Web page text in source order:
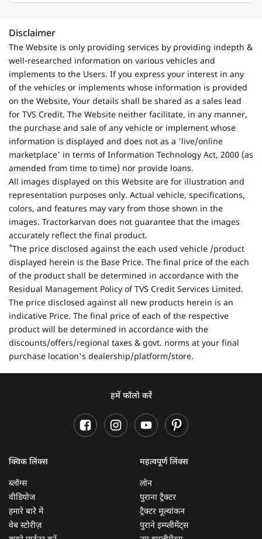
Disclaimer
The Website is only providing services by providing indepth &
well-researched information on various vehicles and
implements to the Users. If you express your interest in any
of the vehicles or implements whose information is provided
on the Website, Your details shall be shared as a sales lead
for TVS Credit. The Website neither facilitate, in any manner,
the purchase and sale of any vehicle or implement whose
information is displayed and does not as a 'live/online
marketplace' in terms of Information Technology Act, 2000 (as
amended from time to time) nor provide loans.
All images displayed on this Website are for illustration and
representation purposes only. Actual vehicle, specifications,
colors, and features may vary from those shown in the
images. Tractorkarvan does not guarantee that the images
accurately reflect the final product.
*The price disclosed against the each used vehicle /product
displayed herein is the Base Price. The final price of the each
of the product shall be determined in accordance with the
Residual Management Policy of TVS Credit Services Limited.
The price disclosed against all new products herein is an
indicative Price. The final price of each of the respective
product will be determined in accordance with the
discounts/offers/regional taxes & govt. norms at your final
purchase location's dealership/platform/store.
हमें फॉलो करें
क्विक लिंक्स
ब्लॉग्स
वीडियोज
हमारे बारे में
वेब स्टोरीज़
महत्वपूर्ण लिंक्स
लोन
पुराना ट्रैक्टर
ट्रैक्टर मूल्यांकन
पुराने इम्प्लीमेंट्स